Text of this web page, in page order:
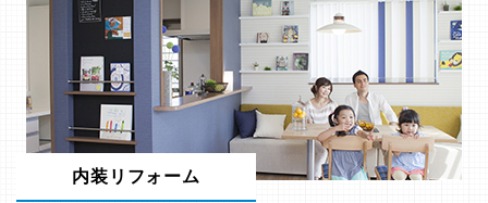
内装リフォーム